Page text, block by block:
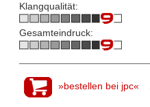
Klangqualität:
Gesamteindruck:
»bestellen bei jpc«